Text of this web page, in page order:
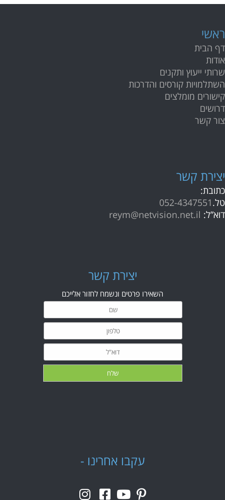
ראשי
דף הבית
אודות
שרותי ייעוץ ותקנים
השתלמויות קורסים והדרכות
קישורים מומלצים
דרושים
צור קשר
יצירת קשר
כתובת:
טל.052-4347551
דוא”ל: reym@netvision.net.il
יצירת קשר
השאירו פרטים ונשמח לחזור אלייכם
עקבו אחרינו -